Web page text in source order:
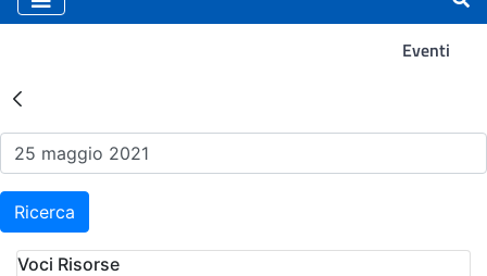
Eventi
Risultati della Ricerca -
Ricerca
Voci Risorse